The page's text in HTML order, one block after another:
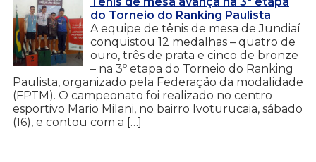
do Torneio do Ranking Paulista
A equipe de tênis de mesa de Jundiaí
conquistou 12 medalhas – quatro de
ouro, três de prata e cinco de bronze
– na 3º etapa do Torneio do Ranking
Paulista, organizado pela Federação da modalidade
(FPTM). O campeonato foi realizado no centro
esportivo Mario Milani, no bairro Ivoturucaia, sábado
(16), e contou com a […]